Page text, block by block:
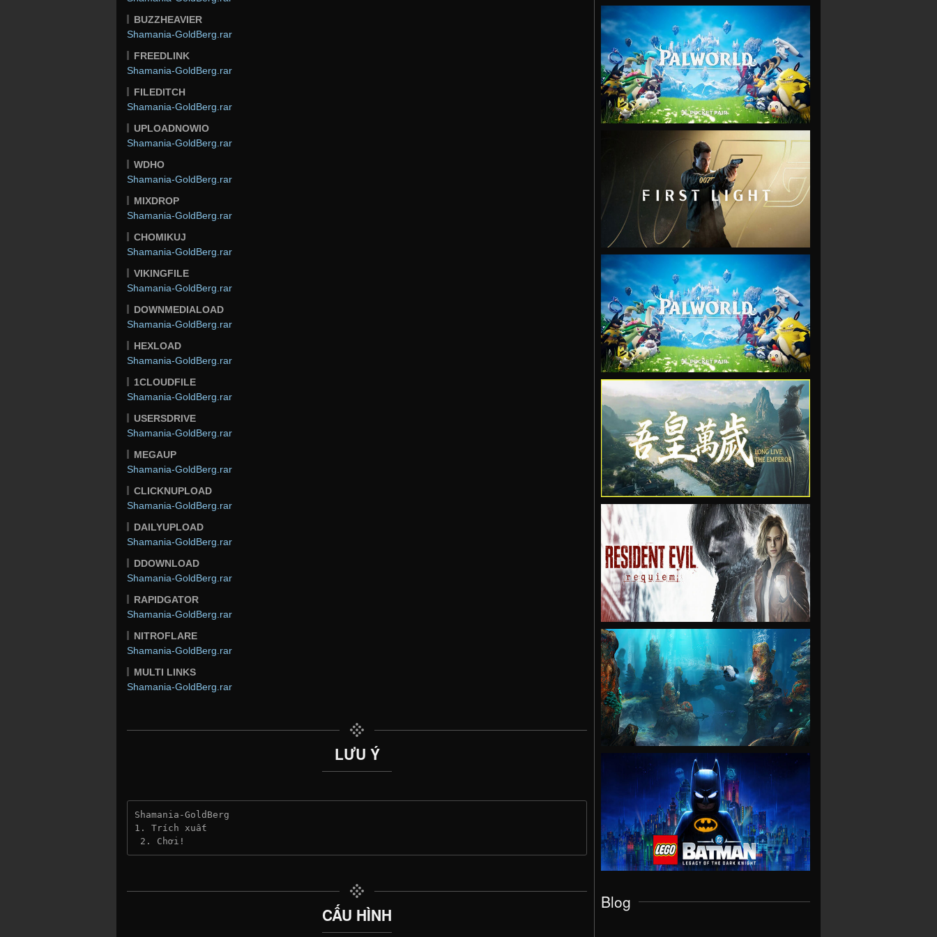
BUZZHEAVIER
Shamania-GoldBerg.rar
FREEDLINK
Shamania-GoldBerg.rar
FILEDITCH
Shamania-GoldBerg.rar
UPLOADNOWIO
Shamania-GoldBerg.rar
WDHO
Shamania-GoldBerg.rar
MIXDROP
Shamania-GoldBerg.rar
CHOMIKUJ
Shamania-GoldBerg.rar
VIKINGFILE
Shamania-GoldBerg.rar
DOWNMEDIALOAD
Shamania-GoldBerg.rar
HEXLOAD
Shamania-GoldBerg.rar
1CLOUDFILE
Shamania-GoldBerg.rar
USERSDRIVE
Shamania-GoldBerg.rar
MEGAUP
Shamania-GoldBerg.rar
CLICKNUPLOAD
Shamania-GoldBerg.rar
DAILYUPLOAD
Shamania-GoldBerg.rar
DDOWNLOAD
Shamania-GoldBerg.rar
RAPIDGATOR
Shamania-GoldBerg.rar
NITROFLARE
Shamania-GoldBerg.rar
MULTI LINKS
Shamania-GoldBerg.rar
LƯU Ý
Shamania-GoldBerg
1. Trích xuất
2. Chơi!
CẤU HÌNH
VIEW
VIEW
VIEW
VIEW
VIEW
VIEW
VIEW
Blog